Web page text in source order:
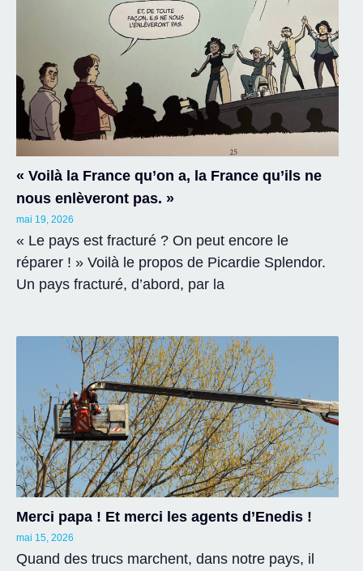
« Voilà la France qu’on a, la France qu’ils ne
nous enlèveront pas. »
mai 19, 2026
« Le pays est fracturé ? On peut encore le
réparer ! » Voilà le propos de Picardie Splendor.
Un pays fracturé, d’abord, par la
Merci papa ! Et merci les agents d’Enedis !
mai 15, 2026
Quand des trucs marchent, dans notre pays, il